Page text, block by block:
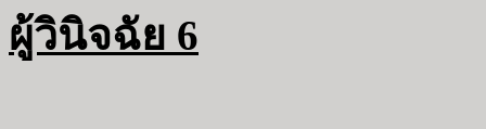
ผู้วินิจฉัย 6